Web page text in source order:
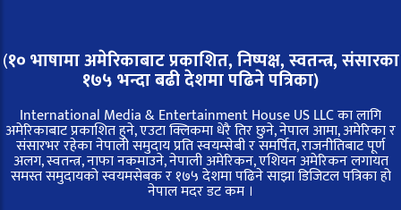
(१० भाषामा अमेरिकाबाट प्रकाशित, निष्पक्ष, स्वतन्त्र,संसारका
१७५ भन्दा बढी देशमा पढिने पत्रिका)
International Media & Entertainment House US LLC का लागि
अमेरिकाबाट प्रकाशित हुने, एउटा क्लिकमा धेरै तिर छुने, नेपाल आमा, अमेरिका र
संसारभर रहेका नेपाली समुदाय प्रति स्वयम्सेबी र समर्पित, राजनीतिबाट पूर्ण
अलग, स्वतन्त्र, नाफा नकमाउने, नेपाली अमेरिकन, एशियन अमेरिकन लगायत
समस्त समुदायको स्वयमसेबक र १७५ देशमा पढिने साझा डिजिटल पत्रिका हो
नेपाल मदर डट कम ।